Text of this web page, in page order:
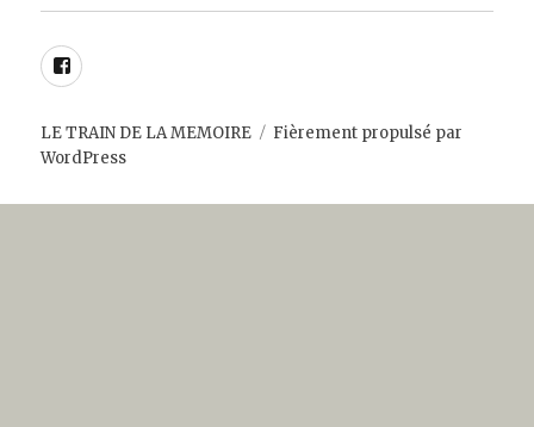
Facebook
LE TRAIN DE LA MEMOIRE
Fièrement propulsé par
WordPress